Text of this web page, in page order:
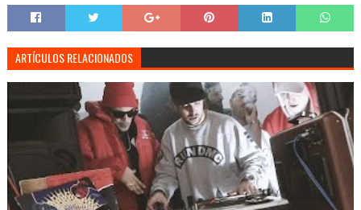
ARTÍCULOS RELACIONADOS